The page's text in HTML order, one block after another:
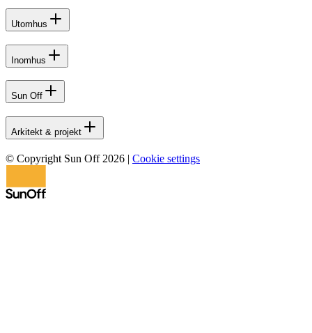
rådgivning
och
inspiration,
samt
med
projektering
och
genomförande.
Välkommen
till
Larsfridsvägen
9
Halmstad!
Utomhus
Inomhus
Sun Off
Arkitekt & projekt
© Copyright Sun Off 2026 | Cookie settings